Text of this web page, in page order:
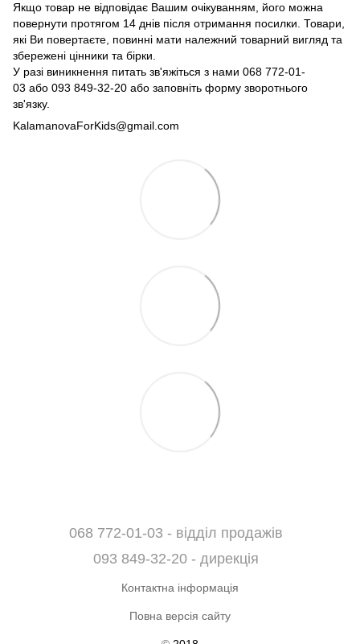
Якщо товар не відповідає Вашим очікуванням, його можна
повернути протягом 14 днів після отримання посилки. Товари,
які Ви повертаєте, повинні мати належний товарний вигляд та
збережені цінники та бірки.
У разі виникнення питать зв'яжіться з нами 068 772-01-
03 або 093 849-32-20 або заповніть форму зворотнього
зв'язку.
KalamanovaForKids@gmail.com
068 772-01-03 - відділ продажів
093 849-32-20 - дирекція
Контактна інформація
Повна версія сайту